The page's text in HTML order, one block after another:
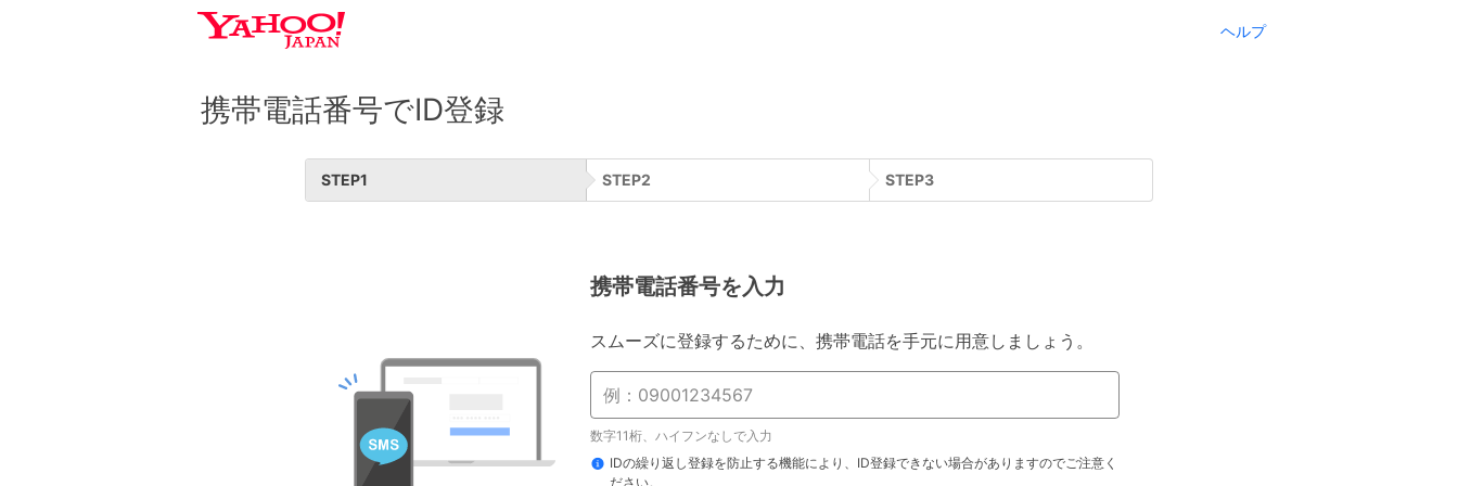
ヘルプ
携帯電話番号でID登録
STEP1 STEP2 STEP3
携帯電話番号を入力
スムーズに登録するために、携帯電話を手元に用意しましょう。
数字11桁、ハイフンなしで入力
IDの繰り返し登録を防止する機能により、ID登録できない場合がありますのでご注意く
ださい。